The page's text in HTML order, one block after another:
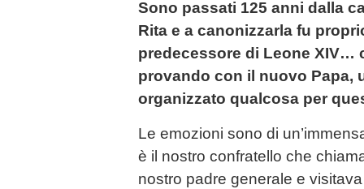
Sono passati 125 anni dalla
Rita e a canonizzarla fu
predecessore di Leone XIV…
provando con il nuovo Papa,
organizzato qualcosa per
Le emozioni sono di
è il nostro confratello che
nostro padre generale e